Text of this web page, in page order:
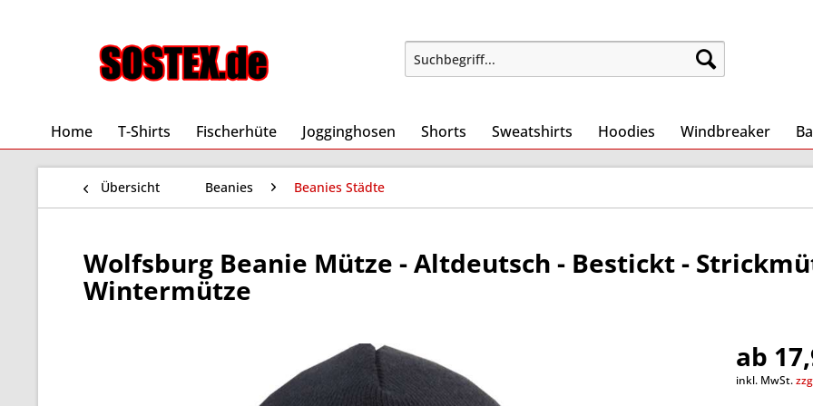
Home T-Shirts Fischerhüte Jogginghosen Shorts Sweatshirts Hoodies Windbreaker
Übersicht Beanies Beanies Städte
Wolfsburg Beanie Mütze - Altdeutsch - Bestickt -
Wintermütze
ab
inkl. MwSt.